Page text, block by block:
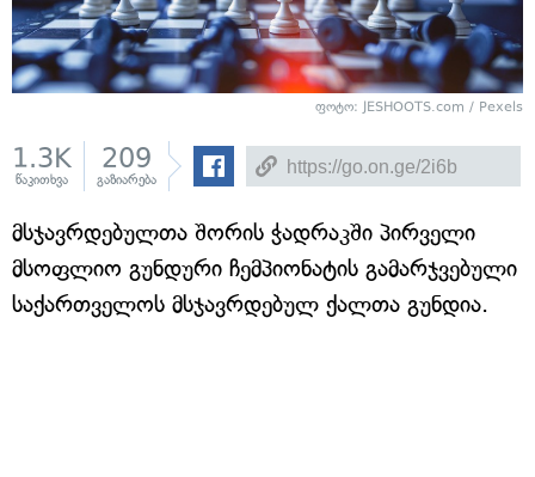
ფოტო: JESHOOTS.com / Pexels
1.3K
წაკითხვა
209
გაზიარება
მსჯავრდებულთა შორის ჭადრაკში პირველი
მსოფლიო გუნდური ჩემპიონატის გამარჯვებული
საქართველოს მსჯავრდებულ ქალთა გუნდია.